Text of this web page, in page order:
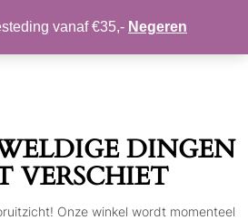
VERLANGLIJST
DINGEN
VERSCHIET
Onze winkel wordt momenteel
vanaf €35,- Negeren